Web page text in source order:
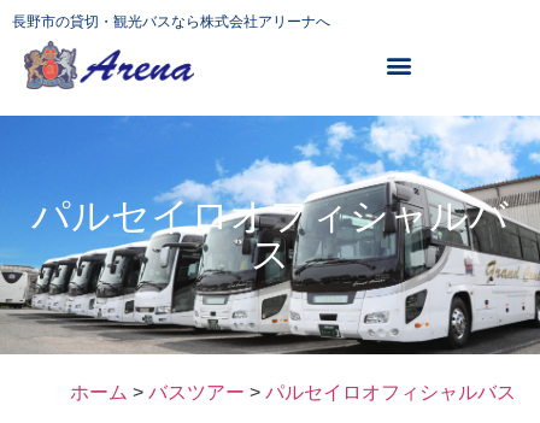
長野市の貸切・観光バスなら株式会社アリーナへ
パルセイロオフィシャルバ
ス
ホーム > バスツアー > パルセイロオフィシャルバス